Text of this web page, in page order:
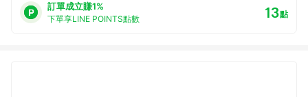
訂單成立賺1%
下單享LINE POINTS點數 13點